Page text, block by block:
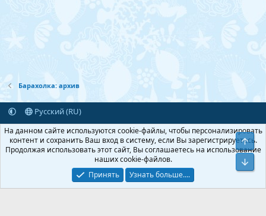
Барахолка: архив
Русский (RU)
Обратная связь
Условия и правила
Политика конфиденциальности
Помощь Главная
R
S
S
®
© by ©XenTR
На данном сайте используются cookie-файлы, чтобы персонализировать
контент и сохранить Ваш вход в систему, если Вы зарегистрируетесь.
Продолжая использовать этот сайт, Вы соглашаетесь на использование
наших cookie-файлов.
Принять
Узнать больше....
Верх